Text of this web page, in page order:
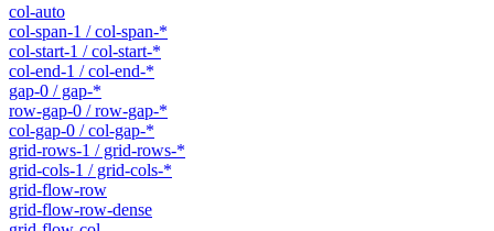
col-auto
col-span-1 / col-span-*
col-start-1 / col-start-*
col-end-1 / col-end-*
gap-0 / gap-*
row-gap-0 / row-gap-*
col-gap-0 / col-gap-*
grid-rows-1 / grid-rows-*
grid-cols-1 / grid-cols-*
grid-flow-row
grid-flow-row-dense